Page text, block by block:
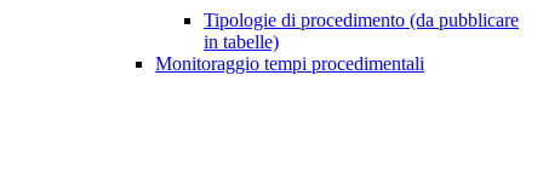
Tipologie di procedimento (da pubblicare
in tabelle)
Monitoraggio tempi procedimentali